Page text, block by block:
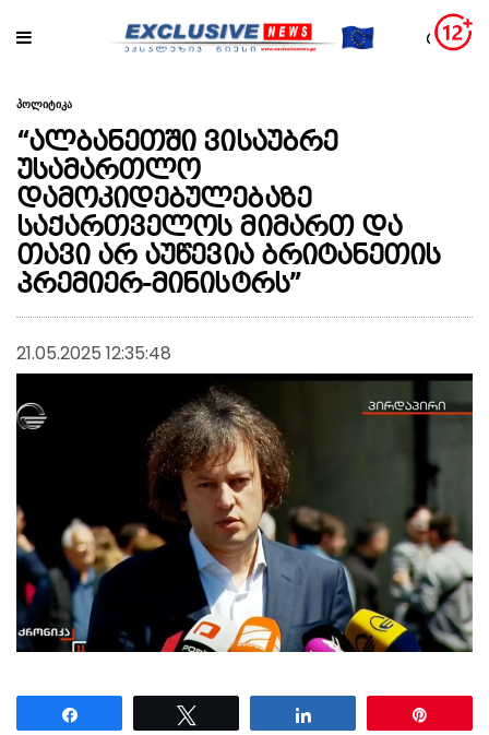
პოლიტიკა
“ალბანეთში ვისაუბრე
უსამართლო
დამოკიდებულებაზე
საქართველოს მიმართ და
თავი არ აუწევია ბრიტანეთის
პრემიერ-მინისტრს”
21.05.2025 12:35:48